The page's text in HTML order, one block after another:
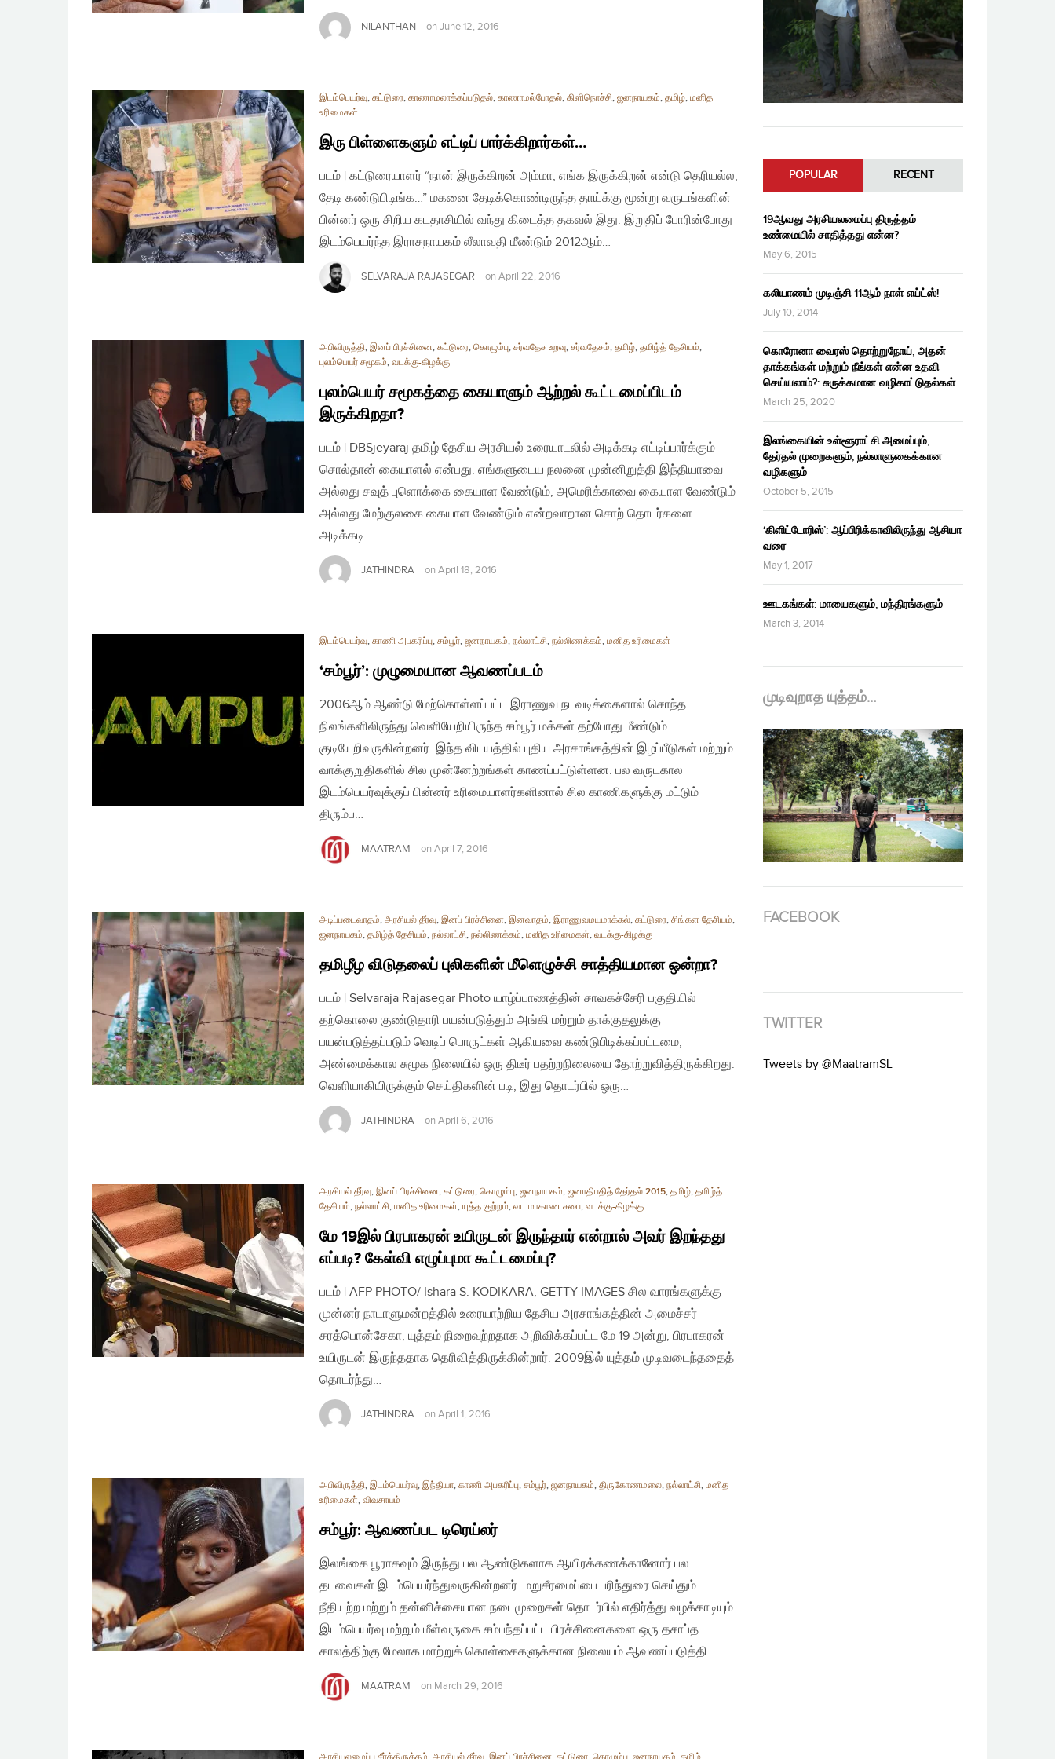
NILANTHAN on June 12, 2016
இடம்பெயர்வு, கட்டுரை, காணாமலாக்கப்படுதல், காணாமல்போதல், கிளிநொச்சி, ஜனநாயகம், தமிழ், மனித
உரிமைகள்
இரு பிள்ளைகளும் எட்டிப் பார்க்கிறார்கள்…
படம் | கட்டுரையாளர் “நான் இருக்கிறன் அம்மா, எங்க இருக்கிறன் என்டு தெரியல்ல,
தேடி கண்டுபிடிங்க…” மகனை தேடிக்கொண்டிருந்த தாய்க்கு மூன்று வருடங்களின்
பின்னர் ஒரு சிறிய கடதாசியில் வந்து கிடைத்த தகவல் இது. இறுதிப் போரின்போது
இடம்பெயர்ந்த இராசநாயகம் லீலாவதி மீண்டும் 2012ஆம்…
SELVARAJA RAJASEGAR on April 22, 2016
அபிவிருத்தி, இனப் பிரச்சினை, கட்டுரை, கொழும்பு, சர்வதேச உறவு, சர்வதேசம், தமிழ், தமிழ்த் தேசியம்,
புலம்பெயர் சமூகம், வடக்கு-கிழக்கு
புலம்பெயர் சமூகத்தை கையாளும் ஆற்றல் கூட்டமைப்பிடம்
இருக்கிறதா?
படம் | DBSjeyaraj தமிழ் தேசிய அரசியல் உரையாடலில் அடிக்கடி எட்டிப்பார்க்கும்
சொல்தான் கையாளல் என்பது. எங்களுடைய நலனை முன்னிறுத்தி இந்தியாவை
அல்லது சவுத் புளொக்கை கையாள வேண்டும், அமெரிக்காவை கையாள வேண்டும்
அல்லது மேற்குலகை கையாள வேண்டும் என்றவாறான சொற் தொடர்களை
அடிக்கடி…
JATHINDRA on April 18, 2016
இடம்பெயர்வு, காணி அபகரிப்பு, சம்பூர், ஜனநாயகம், நல்லாட்சி, நல்லிணக்கம், மனித உரிமைகள்
‘சம்பூர்’: முழுமையான ஆவணப்படம்
2006ஆம் ஆண்டு மேற்கொள்ளப்பட்ட இராணுவ நடவடிக்கைளால் சொந்த
நிலங்களிலிருந்து வெளியேறியிருந்த சம்பூர் மக்கள் தற்போது மீண்டும்
குடியேறிவருகின்றனர். இந்த விடயத்தில் புதிய அரசாங்கத்தின் இழப்பீடுகள் மற்றும்
வாக்குறுதிகளில் சில முன்னேற்றங்கள் காணப்பட்டுள்ளன. பல வருடகால
இடம்பெயர்வுக்குப் பின்னர் உரிமையாளர்களினால் சில காணிகளுக்கு மட்டும்
திரும்ப…
MAATRAM on April 7, 2016
அடிப்படைவாதம், அரசியல் தீர்வு, இனப் பிரச்சினை, இனவாதம், இராணுவமயமாக்கல், கட்டுரை, சிங்கள தேசியம்,
ஜனநாயகம், தமிழ்த் தேசியம், நல்லாட்சி, நல்லிணக்கம், மனித உரிமைகள், வடக்கு-கிழக்கு
தமிழீழ விடுதலைப் புலிகளின் மீளெழுச்சி சாத்தியமான ஒன்றா?
படம் | Selvaraja Rajasegar Photo யாழ்ப்பாணத்தின் சாவகச்சேரி பகுதியில்
தற்கொலை குண்டுதாரி பயன்படுத்தும் அங்கி மற்றும் தாக்குதலுக்கு
பயன்படுத்தப்படும் வெடிப் பொருட்கள் ஆகியவை கண்டுபிடிக்கப்பட்டமை,
அண்மைக்கால சுமூக நிலையில் ஒரு திடீர் பதற்றநிலையை தோற்றுவித்திருக்கிறது.
வெளியாகியிருக்கும் செய்திகளின் படி, இது தொடர்பில் ஒரு…
JATHINDRA on April 6, 2016
அரசியல் தீர்வு, இனப் பிரச்சினை, கட்டுரை, கொழும்பு, ஜனநாயகம், ஜனாதிபதித் தேர்தல் 2015, தமிழ், தமிழ்த்
தேசியம், நல்லாட்சி, மனித உரிமைகள், யுத்த குற்றம், வட மாகாண சபை, வடக்கு-கிழக்கு
மே 19இல் பிரபாகரன் உயிருடன் இருந்தார் என்றால் அவர் இறந்தது
எப்படி? கேள்வி எழுப்புமா கூட்டமைப்பு?
படம் | AFP PHOTO/ Ishara S. KODIKARA, GETTY IMAGES சில வாரங்களுக்கு
முன்னர் நாடாளுமன்றத்தில் உரையாற்றிய தேசிய அரசாங்கத்தின் அமைச்சர்
சரத்பொன்சேகா, யுத்தம் நிறைவுற்றதாக அறிவிக்கப்பட்ட மே 19 அன்று, பிரபாகரன்
உயிருடன் இருந்ததாக தெரிவித்திருக்கின்றார். 2009இல் யுத்தம் முடிவடைந்ததைத்
தொடர்ந்து…
JATHINDRA on April 1, 2016
அபிவிருத்தி, இடம்பெயர்வு, இந்தியா, காணி அபகரிப்பு, சம்பூர், ஜனநாயகம், திருகோணமலை, நல்லாட்சி, மனித
உரிமைகள், விவசாயம்
சம்பூர்: ஆவணப்பட டிரெய்லர்
இலங்கை பூராகவும் இருந்து பல ஆண்டுகளாக ஆயிரக்கணக்கானோர் பல
தடவைகள் இடம்பெயர்ந்துவருகின்றனர். மறுசீரமைப்பை பரிந்துரை செய்தும்
நீதியற்ற மற்றும் தன்னிச்சையான நடைமுறைகள் தொடர்பில் எதிர்த்து வழக்காடியும்
இடம்பெயர்வு மற்றும் மீள்வருகை சம்பந்தப்பட்ட பிரச்சினைகளை ஒரு தசாப்த
காலத்திற்கு மேலாக மாற்றுக் கொள்கைகளுக்கான நிலையம் ஆவணப்படுத்தி…
MAATRAM on March 29, 2016
POPULAR RECENT
19ஆவது அரசியலமைப்பு திருத்தம்
உண்மையில் சாதித்தது என்ன?
May 6, 2015
கலியாணம் முடிஞ்சி 11ஆம் நாள் எய்ட்ஸ்!
July 10, 2014
கொரோனா வைரஸ் தொற்றுநோய், அதன்
தாக்கங்கள் மற்றும் நீங்கள் என்ன உதவி
செய்யலாம்?: சுருக்கமான வழிகாட்டுதல்கள்
March 25, 2020
இலங்கையின் உள்ளூராட்சி அமைப்பும்,
தேர்தல் முறைகளும், நல்லாளுகைக்கான
வழிகளும்
October 5, 2015
‘கிளிட்டோரிஸ்’: ஆப்பிரிக்காவிலிருந்து ஆசியா
வரை
May 1, 2017
ஊடகங்கள்: மாயைகளும், மந்திரங்களும்
March 3, 2014
முடிவுறாத யுத்தம்…
FACEBOOK
TWITTER
Tweets by @MaatramSL